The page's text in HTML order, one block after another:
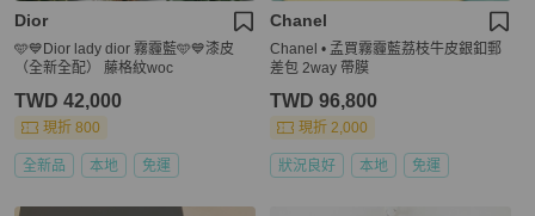
Dior
🩵💙Dior lady dior 霧霾藍🩵💙漆皮
（全新全配） 藤格紋woc
TWD 42,000
現折 800
全新品 本地 免運
Chanel
Chanel • 孟買霧霾藍荔枝牛皮銀釦郵
差包 2way 帶膜
TWD 96,800
現折 2,000
狀況良好 本地 免運